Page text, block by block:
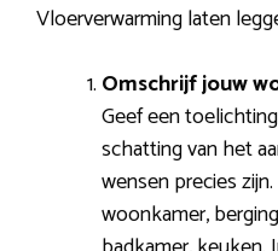
Vloerverwarming laten
Omschrijf jouw
Geef een
schatting van het
wensen precies
woonkamer,